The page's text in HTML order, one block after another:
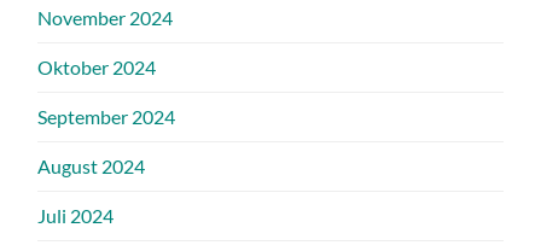
November 2024
Oktober 2024
September 2024
August 2024
Juli 2024